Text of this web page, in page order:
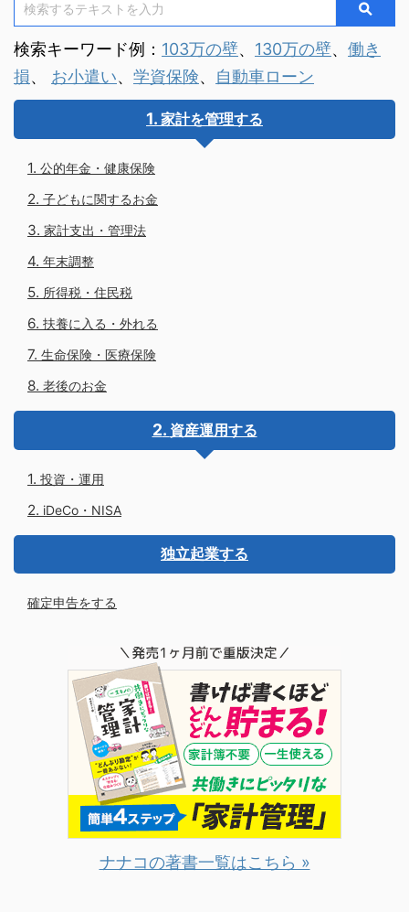
検索キーワード例： 103万の壁、 130万の壁、 働き
損、 お小遣い、 学資保険、 自動車ローン
家計を管理する
公的年金・健康保険
子どもに関するお金
家計支出・管理法
年末調整
所得税・住民税
扶養に入る・外れる
生命保険・医療保険
老後のお金
資産運用する
投資・運用
iDeCo・NISA
独立起業する
確定申告をする
ナナコの著書一覧はこちら »